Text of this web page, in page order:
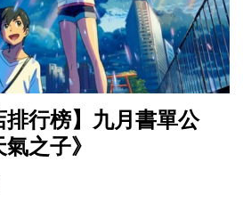
排行榜】九月書單公
之子》